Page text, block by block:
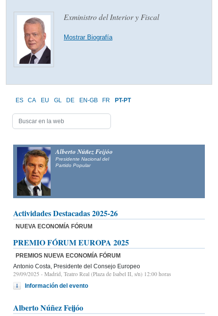
Exministro del Interior y Fiscal
Mostrar Biografía
ES CA EU GL DE EN-GB FR PT-PT
Alberto Núñez Feijóo
Presidente Nacional del
Partido Popular
Actividades Destacadas 2025-26
NUEVA ECONOMÍA FÓRUM
PREMIO FÓRUM EUROPA 2025
PREMIOS NUEVA ECONOMÍA FÓRUM
Antonio Costa, Presidente del Consejo Europeo
29/09/2025 - Madrid, Teatro Real (Plaza de Isabel II, s/n) 12:00 horas
Información del evento
Alberto Núñez Feijóo